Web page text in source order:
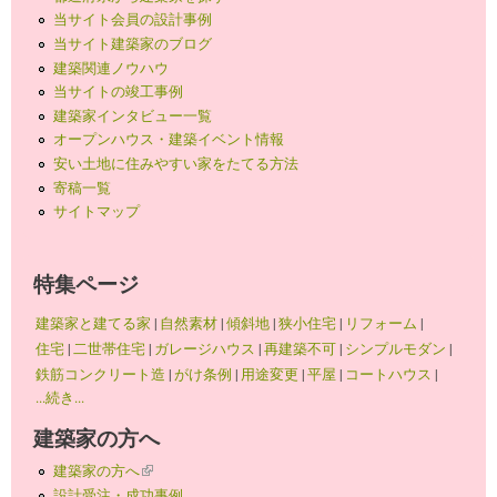
当サイト会員の設計事例
当サイト建築家のブログ
建築関連ノウハウ
当サイトの竣工事例
建築家インタビュー一覧
オープンハウス・建築イベント情報
安い土地に住みやすい家をたてる方法
寄稿一覧
サイトマップ
特集ページ
建築家と建てる家 | 自然素材|傾斜地|狭小住宅| リフォーム |
住宅| 二世帯住宅| ガレージハウス |再建築不可| シンプルモダン |
鉄筋コンクリート造 |がけ条例 | 用途変更 |平屋 | コートハウス |
...続き...
建築家の方へ
建築家の方へ(link is external)